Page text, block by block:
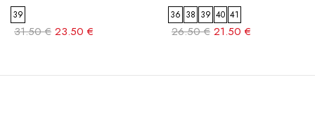
39
31.50 € 23.50 €
36 38 39 40 41
26.50 € 21.50 €